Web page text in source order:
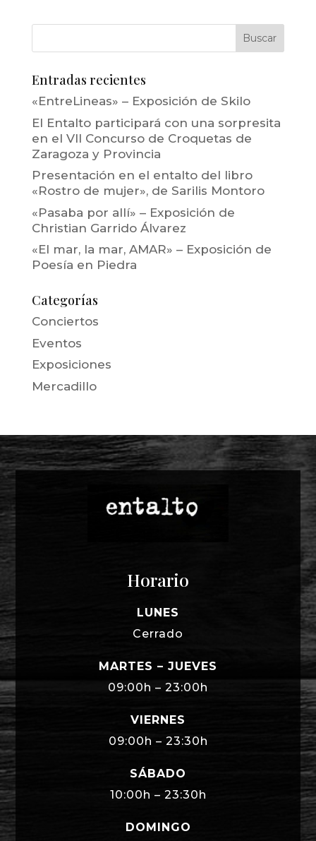
Entradas recientes
«EntreLineas» – Exposición de Skilo
El Entalto participará con una sorpresita
en el VII Concurso de Croquetas de
Zaragoza y Provincia
Presentación en el entalto del libro
«Rostro de mujer», de Sarilis Montoro
«Pasaba por allí» – Exposición de
Christian Garrido Álvarez
«El mar, la mar, AMAR» – Exposición de
Poesía en Piedra
Categorías
Conciertos
Eventos
Exposiciones
Mercadillo
Horario
LUNES
Cerrado
MARTES – JUEVES
09:00h – 23:00h
VIERNES
09:00h – 23:30h
SÁBADO
10:00h – 23:30h
DOMINGO